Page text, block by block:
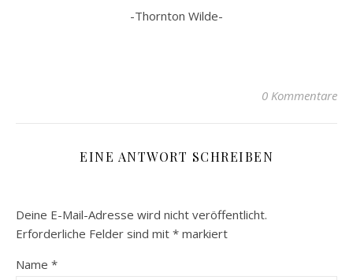
-Thornton Wilde-
0 Kommentare
EINE ANTWORT SCHREIBEN
Deine E-Mail-Adresse wird nicht veröffentlicht.
Erforderliche Felder sind mit * markiert
Name *